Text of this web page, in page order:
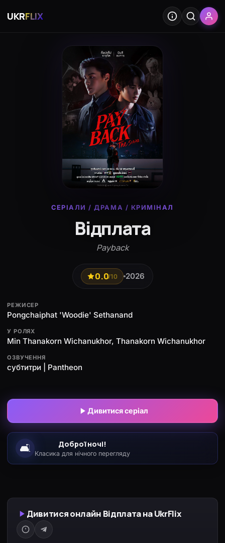
UKRFLIX
СЕРІАЛИ /ДРАМА / КРИМІНАЛ
Відплата
Payback
0.0/10 2026
РЕЖИСЕР
Pongchaiphat 'Woodie' Sethanand
У РОЛЯХ
Min Thanakorn Wichanukhor, Thanakorn Wichanukhor
ОЗВУЧЕННЯ
субтитри | Pantheon
Дивитися серіал
🛋️ Доброї ночі!
Класика для нічного перегляду
Дивитися онлайн Відплата на UkrFlix